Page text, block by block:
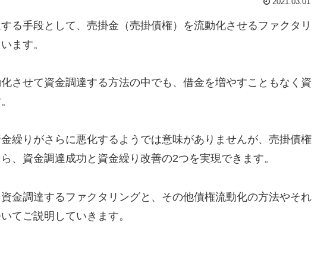
る手段として、売掛金（売掛債権）を流動化させるファクタリ
ます。
させて資金調達する方法の中でも、借金を増やすこともなく資
繰りがさらに悪化するようでは意味がありませんが、売掛債権
、資金調達成功と資金繰り改善の2つを実現できます。
金調達するファクタリングと、その他債権流動化の方法やそれ
てご説明していきます。